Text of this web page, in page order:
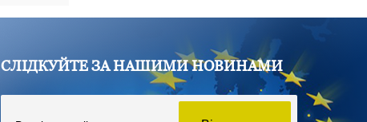
СЛІДКУЙТЕ ЗА НАШИМИ НОВИНАМИ